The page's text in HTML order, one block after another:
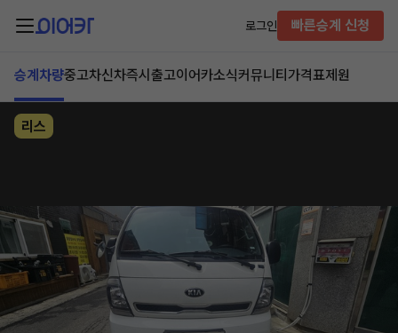
로그인 빠른승계 신청
승계차량중고차신차즉시출고이어카소식커뮤니티 가격표제원
리스